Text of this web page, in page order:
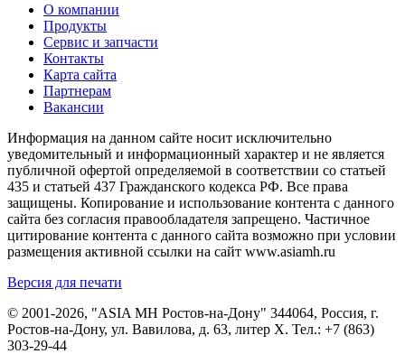
О компании
Продукты
Сервис и запчасти
Контакты
Карта сайта
Партнерам
Вакансии
Информация на данном сайте носит исключительно
уведомительный и информационный характер и не является
публичной офертой определяемой в соответствии со статьей
435 и статьей 437 Гражданского кодекса РФ. Все права
защищены. Копирование и использование контента с данного
сайта без согласия правообладателя запрещено. Частичное
цитирование контента с данного сайта возможно при условии
размещения активной ссылки на сайт www.asiamh.ru
Версия для печати
© 2001-2026, "ASIA MH Ростов-на-Дону" 344064, Россия, г.
Ростов-на-Дону, ул. Вавилова, д. 63, литер Х. Тел.: +7 (863)
303-29-44